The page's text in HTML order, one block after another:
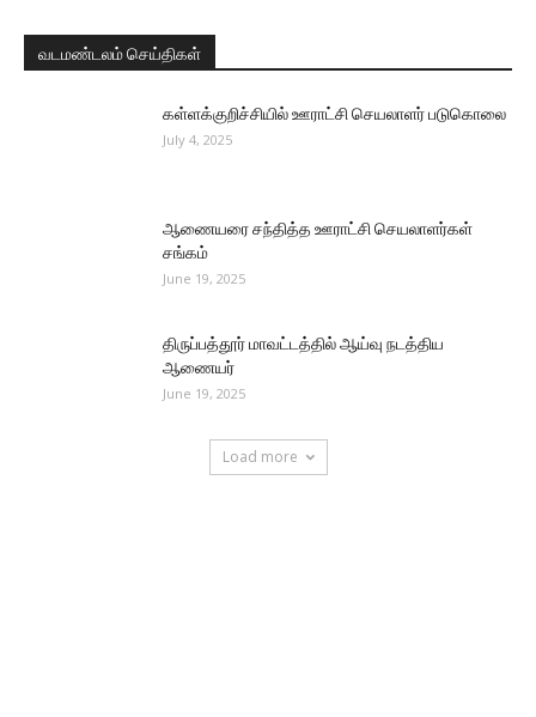
வடமண்டலம் செய்திகள்
கள்ளக்குறிச்சியில் ஊராட்சி செயலாளர் படுகொலை
July 4, 2025
ஆணையரை சந்தித்த ஊராட்சி செயலாளர்கள்
சங்கம்
June 19, 2025
திருப்பத்தூர் மாவட்டத்தில் ஆய்வு நடத்திய
ஆணையர்
June 19, 2025
Load more